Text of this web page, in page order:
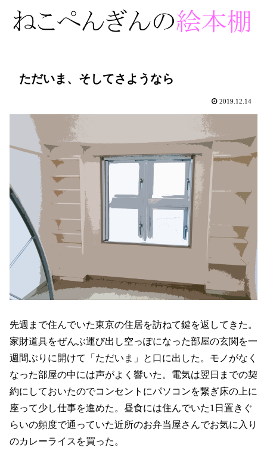
ただいま、そしてさようなら
2019.12.14
先週まで住んでいた東京の住居を訪ねて鍵を返してきた。
家財道具をぜんぶ運び出し空っぽになった部屋の玄関を一
週間ぶりに開けて「ただいま」と口に出した。モノがなく
なった部屋の中には声がよく響いた。電気は翌日までの契
約にしておいたのでコンセントにパソコンを繋ぎ床の上に
座って少し仕事を進めた。昼食には住んでいた1日置きぐ
らいの頻度で通っていた近所のお弁当屋さんでお気に入り
のカレーライスを買った。